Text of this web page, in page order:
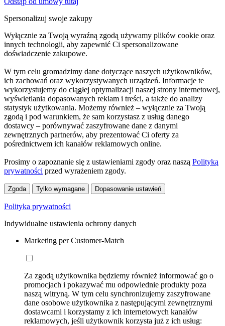
Spersonalizuj swoje zakupy
Wyłącznie za Twoją wyraźną zgodą używamy plików cookie oraz
innych technologii, aby zapewnić Ci spersonalizowane
doświadczenie zakupowe.
W tym celu gromadzimy dane dotyczące naszych użytkowników,
ich zachowań oraz wykorzystywanych urządzeń. Informacje te
wykorzystujemy do ciągłej optymalizacji naszej strony internetowej,
wyświetlania dopasowanych reklam i treści, a także do analizy
statystyk użytkowania. Możemy również – wyłącznie za Twoją
zgodą i pod warunkiem, że sam korzystasz z usług danego
dostawcy – porównywać zaszyfrowane dane z danymi
zewnętrznych partnerów, aby prezentować Ci oferty za
pośrednictwem ich kanałów reklamowych online.
Prosimy o zapoznanie się z ustawieniami zgody oraz naszą Polityką
prywatności przed wyrażeniem zgody.
Zgoda Tylko wymagane Dopasowanie ustawień
Polityka prywatności
Indywidualne ustawienia ochrony danych
Marketing per Customer-Match
Za zgodą użytkownika będziemy również informować go o
promocjach i pokazywać mu odpowiednie produkty poza
naszą witryną. W tym celu synchronizujemy zaszyfrowane
dane osobowe użytkownika z następującymi zewnętrznymi
dostawcami i korzystamy z ich internetowych kanałów
reklamowych, jeśli użytkownik korzysta już z ich usług: